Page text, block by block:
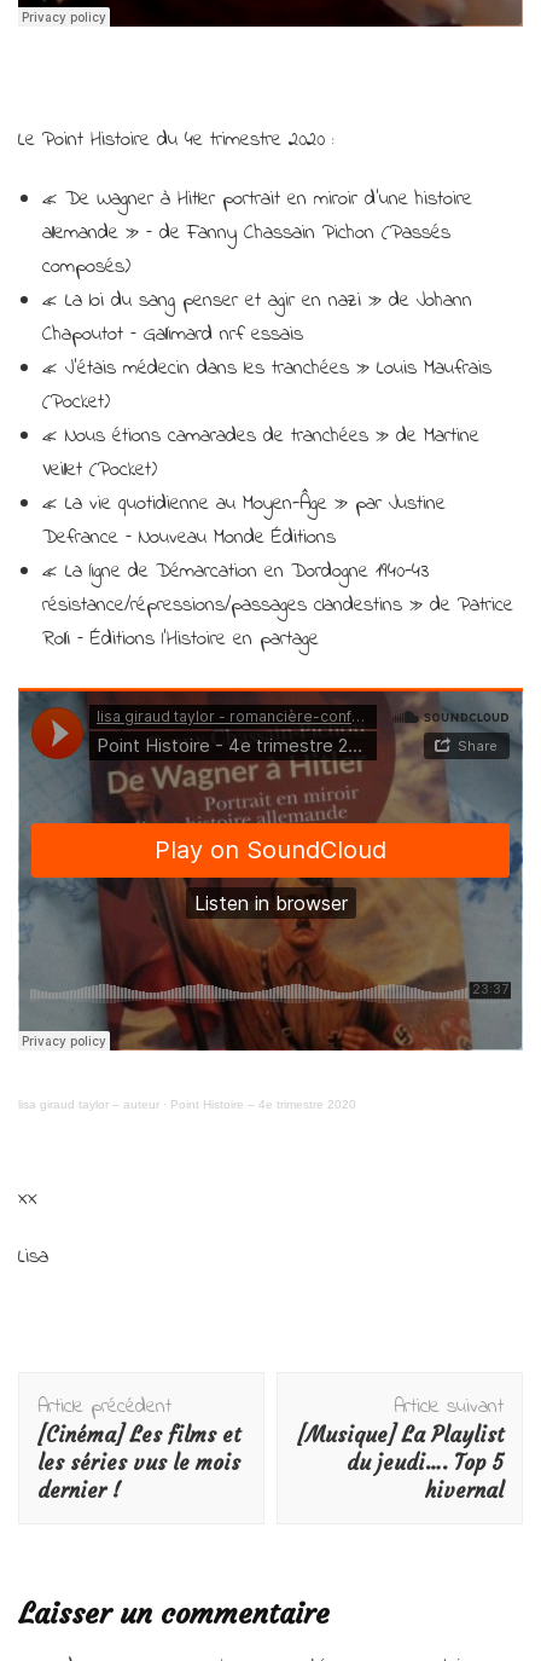
Le Point Histoire du 4e trimestre 2020 :
« De Wagner à Hitler portrait en miroir d’une histoire
allemande » – de Fanny Chassain Pichon (Passés
composés)
« La loi du sang penser et agir en nazi » de Johann
Chapoutot – Gallimard nrf essais
« J’étais médecin dans les tranchées » Louis Maufrais
(Pocket)
« Nous étions camarades de tranchées » de Martine
Veillet (Pocket)
« La vie quotidienne au Moyen-Âge » par Justine
Defrance – Nouveau Monde Éditions
« La ligne de Démarcation en Dordogne 1940-43
résistance/répressions/passages clandestins » de Patrice
Rolli – Éditions l’Histoire en partage
lisa giraud taylor – auteur · Point Histoire – 4e trimestre 2020
xx
Lisa
d'article
Article précédent
[Cinéma] Les films et
les séries vus le mois
dernier !
Article suivant
[Musique] La Playlist
du jeudi…. Top 5
hivernal
Laisser un commentaire